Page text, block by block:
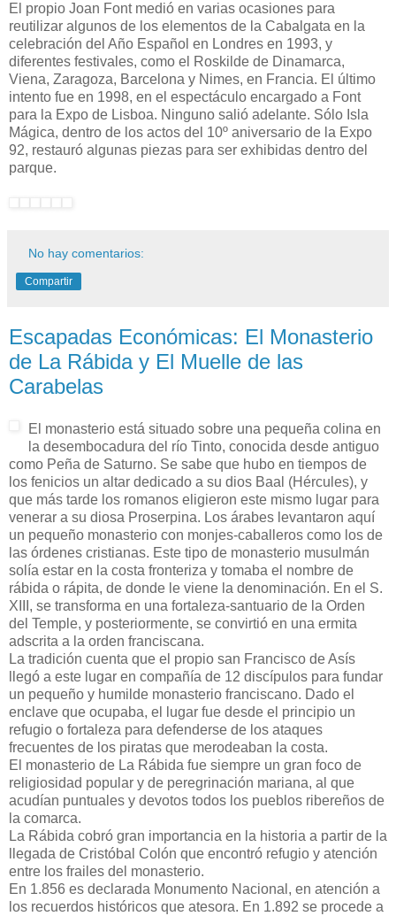
El propio Joan Font medió en varias ocasiones para
reutilizar algunos de los elementos de la Cabalgata en la
celebración del Año Español en Londres en 1993, y
diferentes festivales, como el Roskilde de Dinamarca,
Viena, Zaragoza, Barcelona y Nimes, en Francia. El último
intento fue en 1998, en el espectáculo encargado a Font
para la Expo de Lisboa. Ninguno salió adelante. Sólo Isla
Mágica, dentro de los actos del 10º aniversario de la Expo
92, restauró algunas piezas para ser exhibidas dentro del
parque.
No hay comentarios:
Compartir
Escapadas Económicas: El Monasterio
de La Rábida y El Muelle de las
Carabelas
El monasterio está situado sobre una pequeña colina en
la desembocadura del río Tinto, conocida desde antiguo
como Peña de Saturno. Se sabe que hubo en tiempos de
los fenicios un altar dedicado a su dios Baal (Hércules), y
que más tarde los romanos eligieron este mismo lugar para
venerar a su diosa Proserpina. Los árabes levantaron aquí
un pequeño monasterio con monjes-caballeros como los de
las órdenes cristianas. Este tipo de monasterio musulmán
solía estar en la costa fronteriza y tomaba el nombre de
rábida o rápita, de donde le viene la denominación. En el S.
XIII, se transforma en una fortaleza-santuario de la Orden
del Temple, y posteriormente, se convirtió en una ermita
adscrita a la orden franciscana.
La tradición cuenta que el propio san Francisco de Asís
llegó a este lugar en compañía de 12 discípulos para fundar
un pequeño y humilde monasterio franciscano. Dado el
enclave que ocupaba, el lugar fue desde el principio un
refugio o fortaleza para defenderse de los ataques
frecuentes de los piratas que merodeaban la costa.
El monasterio de La Rábida fue siempre un gran foco de
religiosidad popular y de peregrinación mariana, al que
acudían puntuales y devotos todos los pueblos ribereños de
la comarca.
La Rábida cobró gran importancia en la historia a partir de la
llegada de Cristóbal Colón que encontró refugio y atención
entre los frailes del monasterio.
En 1.856 es declarada Monumento Nacional, en atención a
los recuerdos históricos que atesora. En 1.892 se procede a